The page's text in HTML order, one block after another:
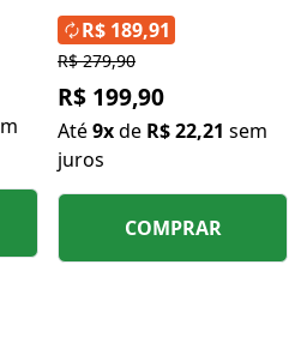
cápsulas
R$ 279,90
R$ 199,90
Até9xde R$ 22,21 sem
juros
R$ 189,91
COMPRAR